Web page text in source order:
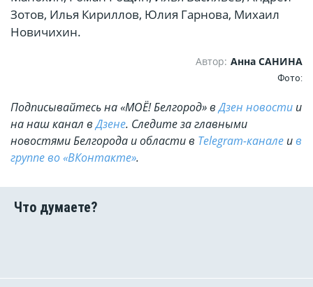
Зотов, Илья Кириллов, Юлия Гарнова, Михаил
Новичихин.
Автор: Анна САНИНА
Фото:
Подписывайтесь на «МОЁ! Белгород» вДзен новости и
на наш канал вДзене. Cледите за главными
новостями Белгорода и области в Telegram-канале ив
группе во «ВКонтакте».